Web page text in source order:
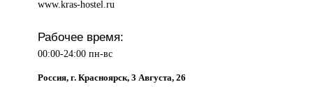
www.kras-hostel.ru
Рабочее время:
00:00-24:00 пн-вс
Россия, г. Красноярск, 3 Августа, 26